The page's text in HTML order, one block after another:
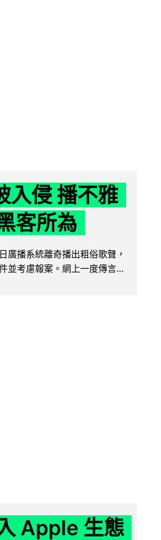
入侵 播不雅
客所為
廣播系統離奇播出粗俗歌聲，
並考慮報案。網上一度傳言...
Apple 生態